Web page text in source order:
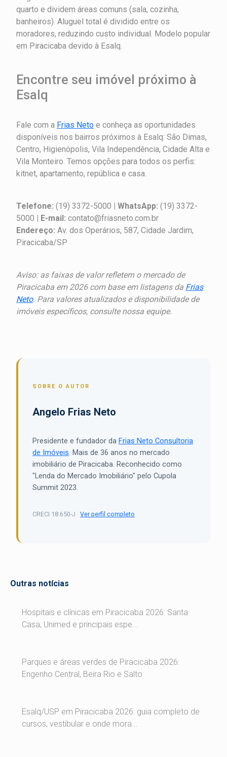
Outras notícias
Hospitais e clínicas em Piracicaba 2026: Santa
Casa, Unimed e principais espe...
Parques e áreas verdes de Piracicaba 2026:
Engenho Central, Beira Rio e Salto
Esalq/USP em Piracicaba 2026: guia completo de
cursos, vestibular e onde mora...
quarto e dividem áreas comuns (sala, cozinha,
banheiros). Aluguel total é dividido entre os
moradores, reduzindo custo individual. Modelo popular
em Piracicaba devido à Esalq.
Encontre seu imóvel próximo à
Esalq
Fale com a Frias Neto e conheça as oportunidades
disponíveis nos bairros próximos à Esalq: São Dimas,
Centro, Higienópolis, Vila Independência, Cidade Alta e
Vila Monteiro. Temos opções para todos os perfis:
kitnet, apartamento, república e casa.
Telefone: (19) 3372-5000 | WhatsApp: (19) 3372-
5000 | E-mail: contato@friasneto.com.br
Endereço: Av. dos Operários, 587, Cidade Jardim,
Piracicaba/SP
Aviso: as faixas de valor refletem o mercado de
Piracicaba em 2026 com base em listagens da Frias
Neto. Para valores atualizados e disponibilidade de
imóveis específicos, consulte nossa equipe.
SOBRE O AUTOR
Angelo Frias Neto
Presidente e fundador da Frias Neto Consultoria
de Imóveis. Mais de 36 anos no mercado
imobiliário de Piracicaba. Reconhecido como
"Lenda do Mercado Imobiliário" pelo Cupola
Summit 2023.
CRECI 18.650-J · Ver perfil completo